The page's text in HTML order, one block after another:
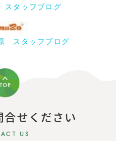
タッフブログ
スタッフブログ
合せください
US